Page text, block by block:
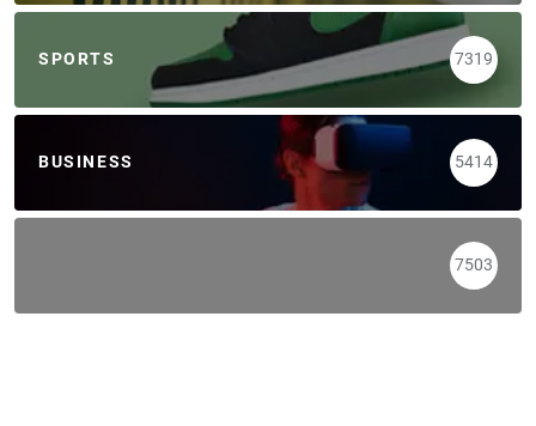
SPORTS 7319
BUSINESS 5414
7503